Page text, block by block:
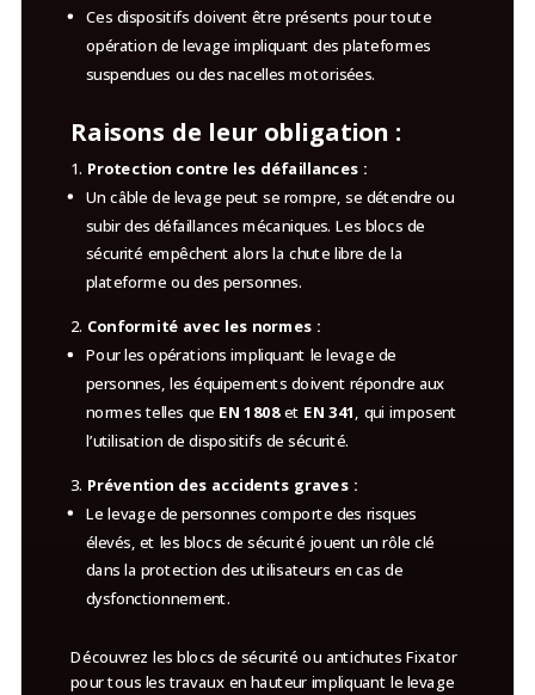
Ces dispositifs doivent être présents pour toute
opération de levage impliquant des plateformes
suspendues ou des nacelles motorisées.
Raisons de leur obligation :
Protection contre les défaillances :
Un câble de levage peut se rompre, se détendre ou
subir des défaillances mécaniques. Les blocs de
sécurité empêchent alors la chute libre de la
plateforme ou des personnes.
Conformité avec les normes :
Pour les opérations impliquant le levage de
personnes, les équipements doivent répondre aux
normes telles que EN 1808et EN 341, qui imposent
l’utilisation de dispositifs de sécurité.
Prévention des accidents graves :
Le levage de personnes comporte des risques
élevés, et les blocs de sécurité jouent un rôle clé
dans la protection des utilisateurs en cas de
dysfonctionnement.
Découvrez les blocs de sécurité ou antichutes Fixator
pour tous les travaux en hauteur impliquant le levage